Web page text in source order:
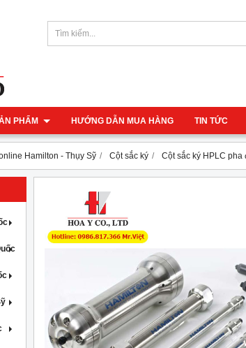
PHẨM HƯỚNG DẪN MUA HÀNG TIN TỨC
Hamilton - Thụy Sỹ Cột sắc ký Cột sắc ký HPLC pha